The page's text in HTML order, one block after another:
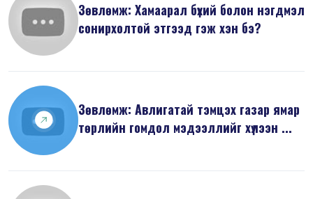
Зөвлөмж: Хамаарал бүхий болон нэгдмэл
сонирхолтой этгээд гэж хэн бэ?
Зөвлөмж: Авлигатай тэмцэх газар ямар
төрлийн гомдол мэдээллийг хүлээн ...